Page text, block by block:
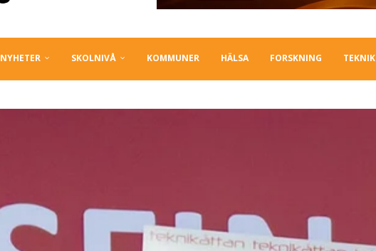
NYHETER SKOLNIVÅ KOMMUNER HÄLSA FORSKNING TEKNIK